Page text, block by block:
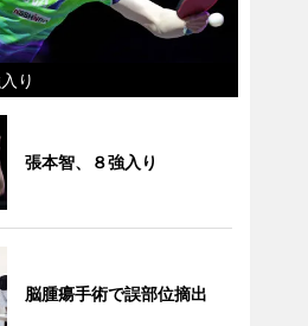
り
張本智、８強入り
脳腫瘍手術で誤部位摘出